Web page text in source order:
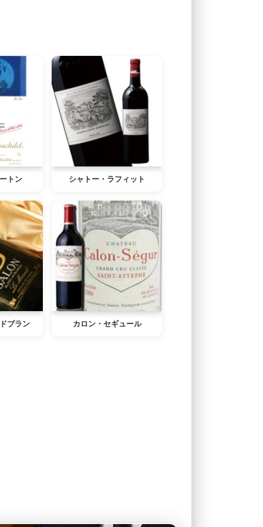
トン シャトー・ラフィット
ブラン カロン・セギュール